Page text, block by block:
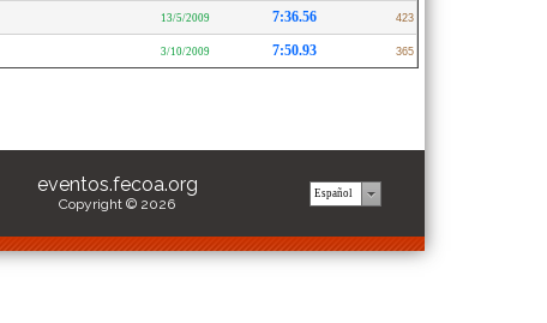
13/5/2009 7:36.56 423
3/10/2009 7:50.93 365
eventos.fecoa.org
Copyright © 2026